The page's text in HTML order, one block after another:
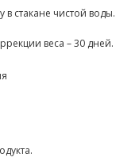
в стакане чистой воды.
веса – 30 дней.